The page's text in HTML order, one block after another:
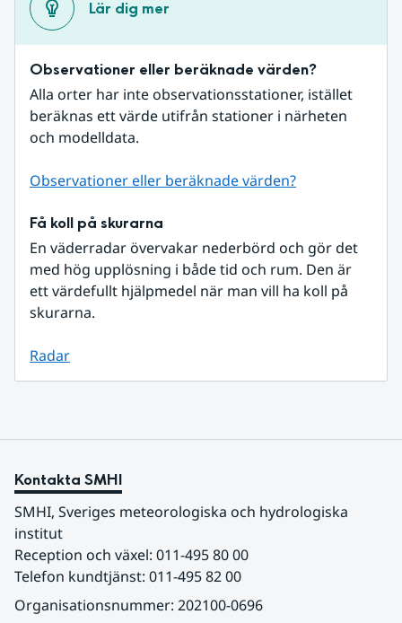
Lär dig mer
Observationer eller beräknade värden?
Alla orter har inte observationsstationer, istället
beräknas ett värde utifrån stationer i närheten
och modelldata.
Observationer eller beräknade värden?
Få koll på skurarna
En väderradar övervakar nederbörd och gör det
med hög upplösning i både tid och rum. Den är
ett värdefullt hjälpmedel när man vill ha koll på
skurarna.
Radar
Kontakta SMHI
SMHI, Sveriges meteorologiska och hydrologiska
institut
Reception och växel: 011-495 80 00
Telefon kundtjänst: 011-495 82 00
Organisationsnummer: 202100-0696